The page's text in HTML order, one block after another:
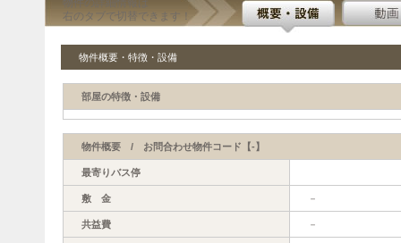
右のタブで切替できます！
物件概要・特徴・設備
部屋の特徴・設備
物件概要 / お問合わせ物件コード【-】
最寄りバス停
敷 金 －
共益費 －